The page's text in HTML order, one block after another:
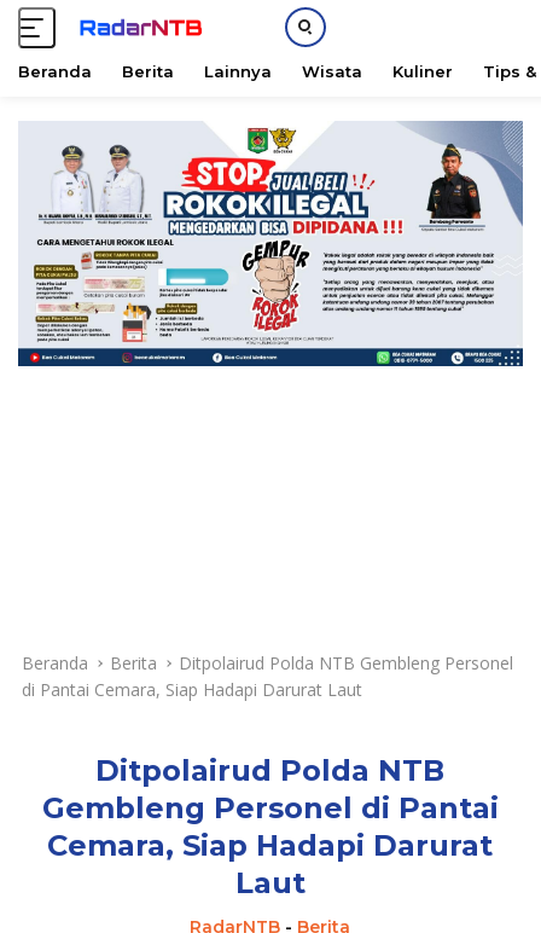
Beranda Berita Lainnya Wisata Kuliner Tips &
Beranda Berita
Ditpolairud Polda NTB Gembleng Personel
di Pantai Cemara, Siap Hadapi Darurat Laut
Ditpolairud Polda NTB
Gembleng Personel di Pantai
Cemara, Siap Hadapi Darurat
Laut
RadarNTB - Berita